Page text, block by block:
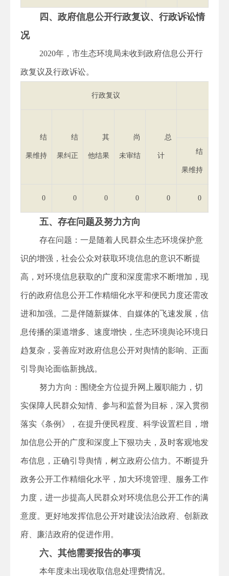
四、政府信息公开行政复议、行政诉讼情
况
2020年，市生态环境局未收到政府信息公开行
政复议及行政诉讼。
行政复议
结
果维持
结
果纠正
其
他结果
尚
未审结
总
计
结
果维持
0 0 0 0 0 0
五、存在问题及努力方向
存在问题：一是随着人民群众生态环境保护意
识的增强，社会公众对获取环境信息的意识不断提
高，对环境信息获取的广度和深度需求不断增加，现
行的政府信息公开工作精细化水平和便民力度还需改
进和加强。二是伴随新媒体、自媒体的飞速发展，信
息传播的渠道增多、速度增快，生态环境舆论环境日
趋复杂，妥善应对政府信息公开对舆情的影响、正面
引导舆论面临新挑战。
努力方向：围绕全方位提升网上履职能力，切
实保障人民群众知情、参与和监督为目标，深入贯彻
落实《条例》，在提升便民程度、科学设置栏目，增
加信息公开的广度和深度上下狠功夫，及时客观地发
布信息，正确引导舆情，树立政府公信力。不断提升
政务公开工作精细化水平，加大环境管理、服务工作
力度，进一步提高人民群众对环境信息公开工作的满
意度。更好地发挥信息公开对建设法治政府、创新政
府、廉洁政府的促进作用。
六、其他需要报告的事项
本年度未出现收取信息处理费情况。